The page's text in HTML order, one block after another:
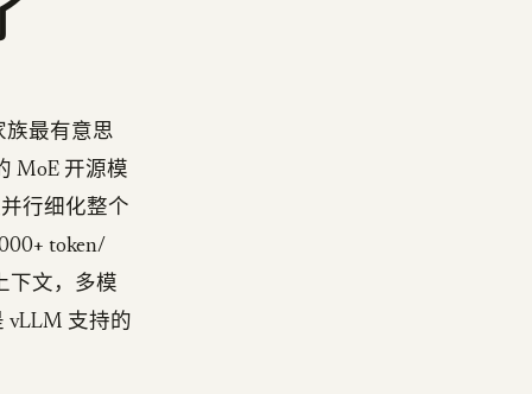
族最有意思
MoE 开源模
行细化整个
token/
下文，多模
vLLM 支持的